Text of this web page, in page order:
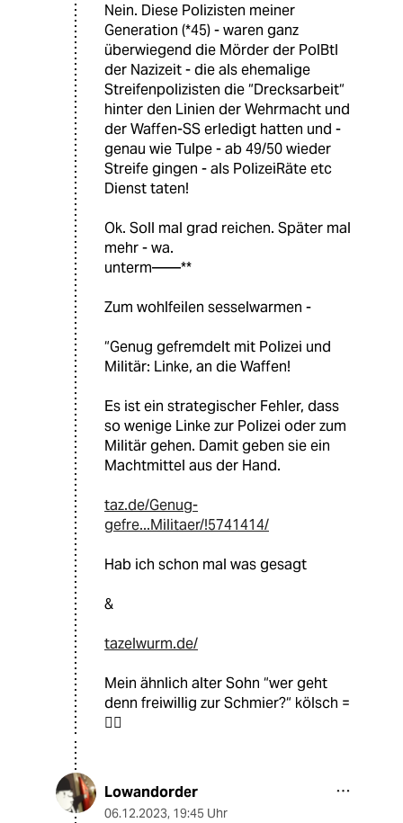
Nein. Diese Polizisten meiner
Generation (*45) - waren ganz
überwiegend die Mörder der PolBtl
der Nazizeit - die als ehemalige
Streifenpolizisten die “Drecksarbeit“
hinter den Linien der Wehrmacht und
der Waffen-SS erledigt hatten und -
genau wie Tulpe - ab 49/50 wieder
Streife gingen - als PolizeiRäte etc
Dienst taten!
Ok. Soll mal grad reichen. Später mal
mehr - wa.
unterm——**
Zum wohlfeilen sesselwarmen -
“Genug gefremdelt mit Polizei und
Militär: Linke, an die Waffen!
Es ist ein strategischer Fehler, dass
so wenige Linke zur Polizei oder zum
Militär gehen. Damit geben sie ein
Machtmittel aus der Hand.
taz.de/Genug-
gefre...Militaer/!5741414/
Hab ich schon mal was gesagt
&
tazelwurm.de/
Mein ähnlich alter Sohn “wer geht
denn freiwillig zur Schmier?“ kölsch =
👮‍♀️
Lowandorder
06.12.2023, 19:45 Uhr